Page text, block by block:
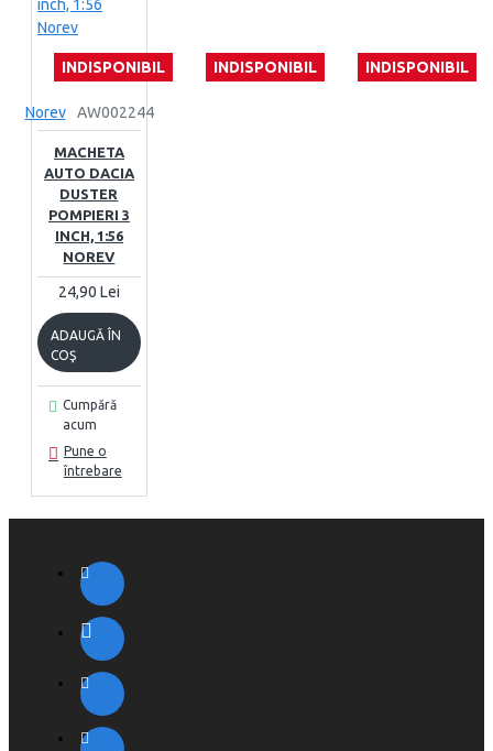
INDISPONIBIL INDISPONIBIL INDISPONIBIL
Norev AW002244
MACHETA
AUTO DACIA
DUSTER
POMPIERI 3
INCH, 1:56
NOREV
24,90 Lei
ADAUGĂ ÎN
COŞ
Cumpără
acum
Pune o
întrebare